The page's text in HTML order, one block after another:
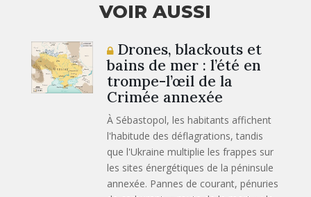
VOIR AUSSI
Drones, blackouts et
bains de mer : l’été en
trompe-l’œil de la
Crimée annexée
À Sébastopol, les habitants affichent
l'habitude des déflagrations, tandis
que l'Ukraine multiplie les frappes sur
les sites énergétiques de la péninsule
annexée. Pannes de courant, pénuries